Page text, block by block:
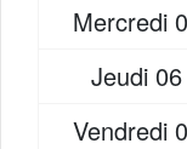
Mercredi
Jeudi
Vendredi